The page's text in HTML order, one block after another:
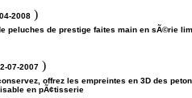
2008 )
peluches de prestige faites main en sÃ©rie
07-2007 )
offrez les empreintes en 3D des
en pÃ¢tisserie